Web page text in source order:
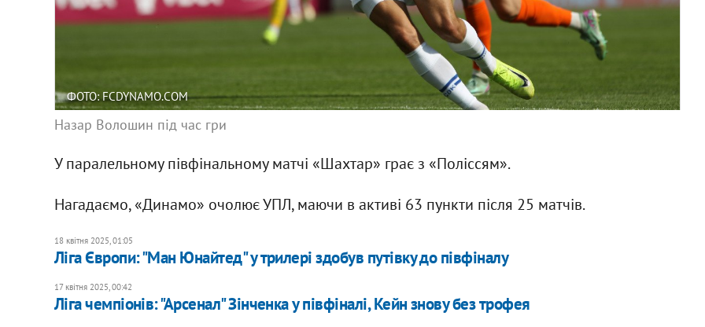
ФОТО: FCDYNAMO.COM
Назар Волошин під час гри
У паралельному півфінальному матчі «Шахтар» грає з «Поліссям».
Нагадаємо, «Динамо» очолює УПЛ, маючи в активі 63 пункти після 25 матчів.
18 квітня 2025, 01:05
Ліга Європи: "Ман Юнайтед" у трилері здобув путівку до півфіналу
17 квітня 2025, 00:42
Ліга чемпіонів: "Арсенал" Зінченка у півфіналі, Кейн знову без трофея